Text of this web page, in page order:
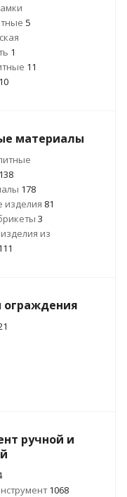
5
1
11
10
материалы
138
178
изделия 81
3
из
ограждения
ручной и
1068